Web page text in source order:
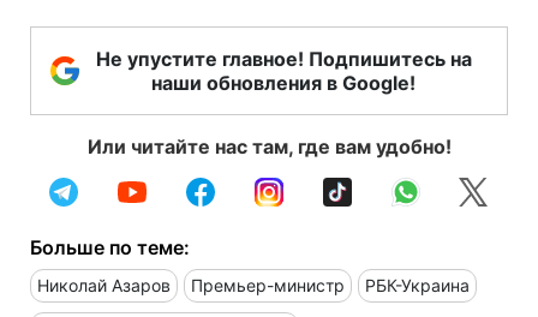
Не упустите главное! Подпишитесь на
наши обновления в Google!
Или читайте нас там, где вам удобно!
Больше по теме:
Николай Азаров Премьер-министр РБК-Украина